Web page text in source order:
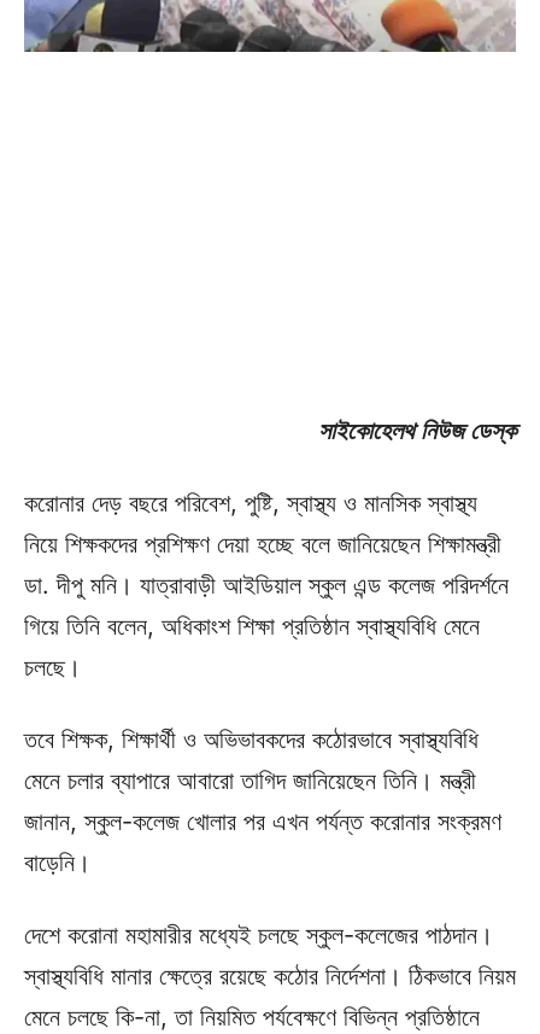
সাইকোহেলথ নিউজ ডেস্ক
করোনার দেড় বছরে পরিবেশ, পুষ্টি, স্বাস্থ্য ও মানসিক স্বাস্থ্য
নিয়ে শিক্ষকদের প্রশিক্ষণ দেয়া হচ্ছে বলে জানিয়েছেন শিক্ষামন্ত্রী
ডা. দীপু মনি। যাত্রাবাড়ী আইডিয়াল স্কুল এন্ড কলেজ পরিদর্শনে
গিয়ে তিনি বলেন, অধিকাংশ শিক্ষা প্রতিষ্ঠান স্বাস্থ্যবিধি মেনে
চলছে।
তবে শিক্ষক, শিক্ষার্থী ও অভিভাবকদের কঠোরভাবে স্বাস্থ্যবিধি
মেনে চলার ব্যাপারে আবারো তাগিদ জানিয়েছেন তিনি। মন্ত্রী
জানান, স্কুল-কলেজ খোলার পর এখন পর্যন্ত করোনার সংক্রমণ
বাড়েনি।
দেশে করোনা মহামারীর মধ্যেই চলছে স্কুল-কলেজের পাঠদান।
স্বাস্থ্যবিধি মানার ক্ষেত্রে রয়েছে কঠোর নির্দেশনা। ঠিকভাবে নিয়ম
মেনে চলছে কি-না, তা নিয়মিত পর্যবেক্ষণে বিভিন্ন প্রতিষ্ঠানে